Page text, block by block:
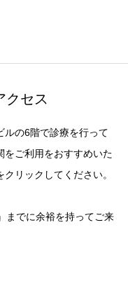
クセス
ルの6階で診療を行って
をご利用をおすすめいた
リックしてください。
までに余裕を持ってご来